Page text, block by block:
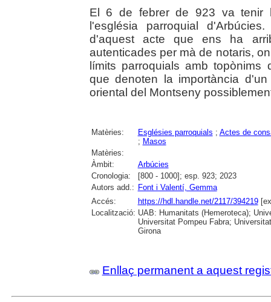
El 6 de febrer de 923 va tenir
l'església parroquial
d'aquest acte que ens ha
autenticades per mà de notaris,
límits parroquials amb
que denoten la importància
oriental del Montseny
Matèries: Esglésies parroquials ; Actes de
; Masos
Matèries:
Àmbit:
Arbúcies
Cronologia:
[800 - 1000]; esp. 923; 2023
Autors add.: Font i Valentí, Gemma
Accés:
https://hdl.handle.net/2117/394219
Localització: UAB: Humanitats (Hemeroteca);
Universitat Pompeu Fabra;
Girona
Enllaç permanent a aquest